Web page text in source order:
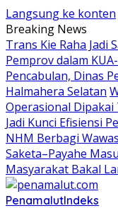
Langsung ke konten
Breaking News
Trans Kie Raha Jadi
Pemprov dalam
Pencabulan, Dinas
Halmahera Selatan
Operasional
Jadi Kunci Efisiensi
NHM Berbagi
Saketa–Payahe
Masyarakat Bakal
PenamalutIndeks